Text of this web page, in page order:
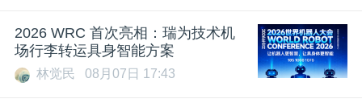
2026 WRC 首次亮相：瑞为技术机
场行李转运具身智能方案
林觉民 08月07日 17:43